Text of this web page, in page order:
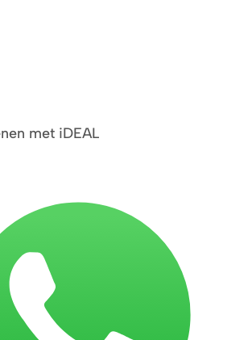
met iDEAL